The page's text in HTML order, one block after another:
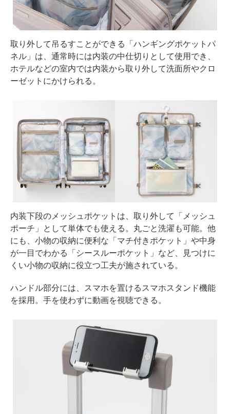
取り外して吊るすことができる「ハンギングポケットパ
ネル」は、通常時には内装の中仕切りとして使用でき、
ホテルなどの室内では内装から取り外して洗面所やクロ
ーゼットにかけられる。
内装下段のメッシュポケットは、取り外して「メッシュ
ポーチ」として単体でも使える。丸ごと洗濯も可能。他
にも、小物の収納に便利な「マチ付きポケット」や中身
が一目でわかる「シースルーポケット」など、見つけに
くい小物の収納に役立つ工夫が施されている。
ハンドル部分には、スマホを置けるスマホスタンド機能
を採用。手を使わずに動画を視聴できる。